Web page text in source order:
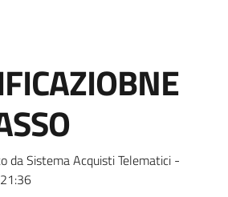
da Sistema Acquisti Telematici -